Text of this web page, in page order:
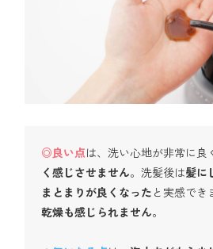
◎良い点は、洗い心地が非常に良
く感じさせません。洗髪後は髪に
まとまりが良くなった と実感でき
乾燥も感じられません。